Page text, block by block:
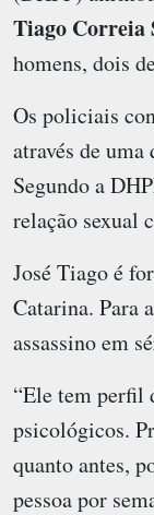
Tiago Correia
homens, dois
Os policiais
através de
Segundo a
relação sexual
José Tiago é
Catarina. Para
assassino em
“Ele tem perfil
psicológicos.
quanto antes,
pessoa por